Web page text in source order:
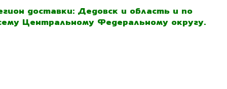
доставки: Дедовск и область и по
Центральному Федеральному округу.